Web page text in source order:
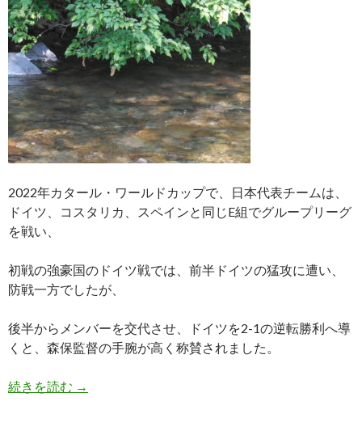
2022年カタール・ワールドカップで、日本代表チームは、
ドイツ、コスタリカ、スペインと同じE組でグループリーグ
を戦い、
初戦の強豪国のドイツ戦では、前半ドイツの猛攻に遭い、
防戦一方でしたが、
後半からメンバーを交代させ、ドイツを2-1の逆転勝利へ導
くと、森保監督の手腕が高く称賛されました。
続きを読む サッカー日本代表、森保一監督のノートの中身
→